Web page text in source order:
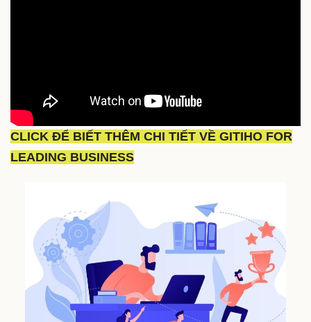
CLICK ĐỂ BIẾT THÊM CHI TIẾT VỀ GITIHO FOR
LEADING BUSINESS